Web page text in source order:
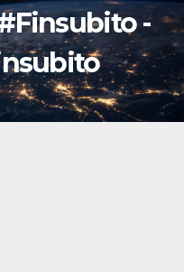
-